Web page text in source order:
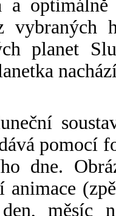
a
vybraných
planet
pomocí
dne.
animace
měsíc